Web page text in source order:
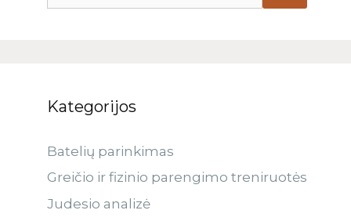
Kategorijos
Batelių parinkimas
Greičio ir fizinio parengimo treniruotės
Judesio analizė